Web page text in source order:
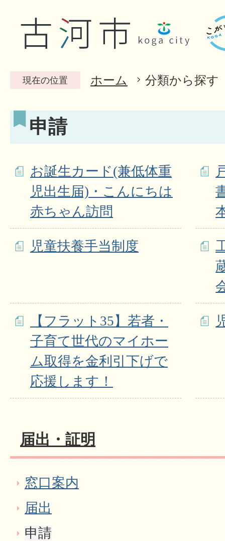
現在の位置 ホーム 分類から探す
申請
お誕生カード(兼低体重
児出生届)・こんにちは
赤ちゃん訪問
児童扶養手当制度
【フラット35】若者・
子育て世代のマイホー
ム取得を金利引下げで
応援します！
届出・証明
窓口案内
届出
申請